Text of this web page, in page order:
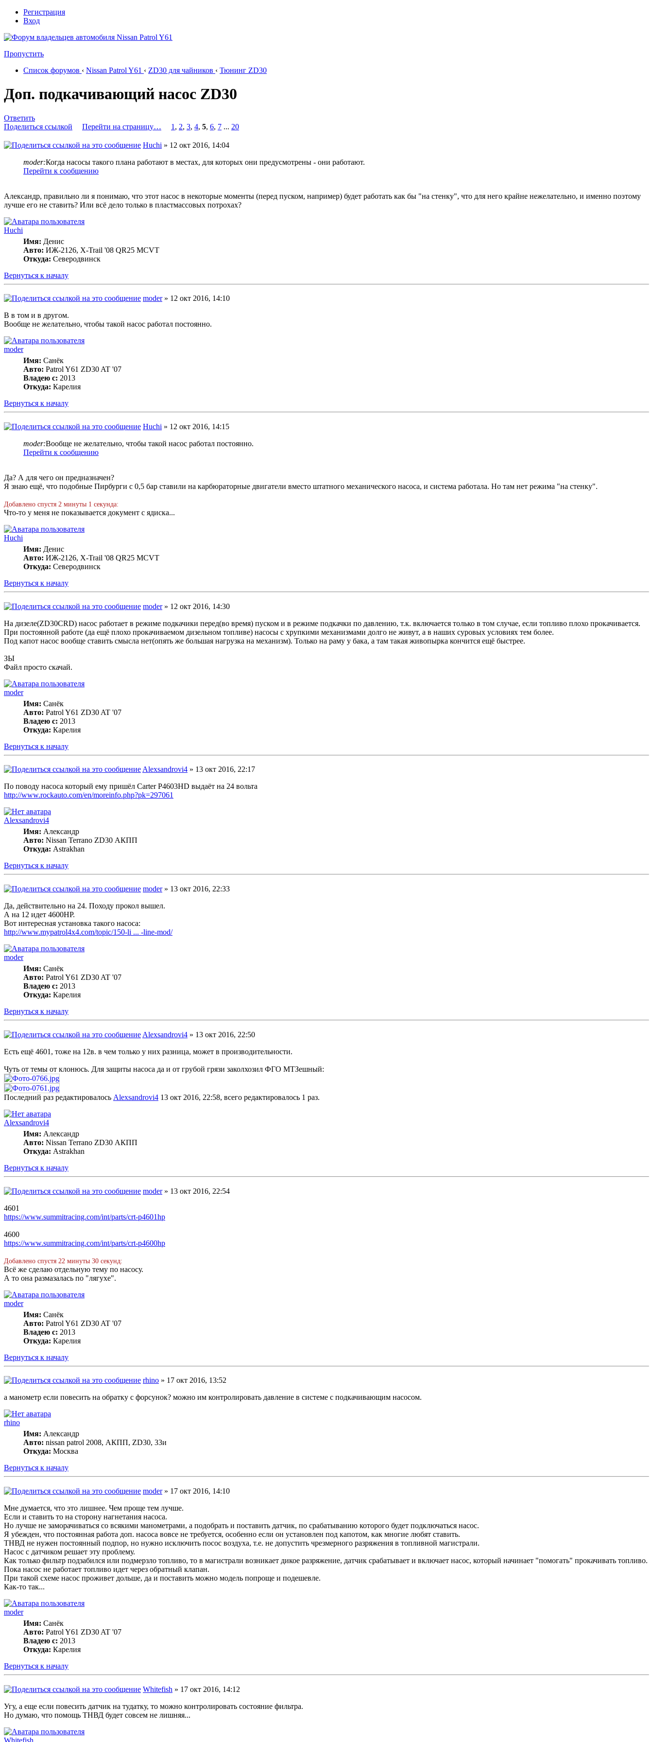
Регистрация
Вход
Пропустить
Список форумов ‹ Nissan Patrol Y61 ‹ ZD30 для чайников ‹ Тюнинг ZD30
Доп. подкачивающий насос ZD30
Ответить
Поделиться ссылкой
Перейти на страницу… 1 , 2, 3, 4, 5, 6, 7 ... 20
Huchi » 12 окт 2016, 14:04
moder:Когда насосы такого плана работают в местах, для которых они предусмотрены - они работают.
Перейти к сообщению
Александр, правильно ли я понимаю, что этот насос в некоторые моменты (перед пуском, например) будет работать как бы "на стенку", что для него крайне нежелательно, и именно поэтому
лучше его не ставить? Или всё дело только в пластмассовых потрохах?
Huchi
Имя: Денис
Авто: ИЖ-2126, X-Trail '08 QR25 MCVT
Откуда: Северодвинск
Вернуться к началу
moder» 12 окт 2016, 14:10
B в том и в другом.
Вообще не желательно, чтобы такой насос работал постоянно.
moder
Имя: Санёк
Авто: Patrol Y61 ZD30 AT '07
Владею с: 2013
Откуда: Карелия
Вернуться к началу
Huchi » 12 окт 2016, 14:15
moder:Вообще не желательно, чтобы такой насос работал постоянно.
Перейти к сообщению
Да? А для чего он предназначен?
Я знаю ещё, что подобные Пирбурги с 0,5 бар ставили на карбюраторные двигатели вместо штатного механического насоса, и система работала. Но там нет режима "на стенку".
Добавлено спустя 2 минуты 1 секунда:
Что-то у меня не показывается документ с ядиска...
Huchi
Имя: Денис
Авто: ИЖ-2126, X-Trail '08 QR25 MCVT
Откуда: Северодвинск
Вернуться к началу
moder» 12 окт 2016, 14:30
На дизеле(ZD30CRD) насос работает в режиме подкачики перед(во время) пуском и в режиме подкачки по давлению, т.к. включается только в том случае, если топливо плохо прокачивается.
При постоянной работе (да ещё плохо прокачиваемом дизельном топливе) насосы с хрупкими механизмами долго не живут, а в наших суровых условиях тем более.
Под капот насос вообще ставить смысла нет(опять же большая нагрузка на механизм). Только на раму у бака, а там такая живопырка кончится ещё быстрее.
ЗЫ
Файл просто скачай.
moder
Имя: Санёк
Авто: Patrol Y61 ZD30 AT '07
Владею с: 2013
Откуда: Карелия
Вернуться к началу
Alexsandrovi4 » 13 окт 2016, 22:17
По поводу насоса который ему пришёл Carter P4603HD выдаёт на 24 вольта
http://www.rockauto.com/en/moreinfo.php?pk=297061
Alexsandrovi4
Имя: Александр
Авто: Nissan Terrano ZD30 АКПП
Откуда: Astrakhan
Вернуться к началу
moder» 13 окт 2016, 22:33
Да, действительно на 24. Походу прокол вышел.
А на 12 идет 4600HP.
Вот интересная установка такого насоса:
http://www.mypatrol4x4.com/topic/150-li ... -line-mod/
moder
Имя: Санёк
Авто: Patrol Y61 ZD30 AT '07
Владею с: 2013
Откуда: Карелия
Вернуться к началу
Alexsandrovi4 » 13 окт 2016, 22:50
Есть ещё 4601, тоже на 12в. в чем только у них разница, может в производительности.
Чуть от темы от клонюсь. Для защиты насоса да и от грубой грязи заколхозил ФГО МТЗешный:
Последний раз редактировалось Alexsandrovi4 13 окт 2016, 22:58, всего редактировалось 1 раз.
Alexsandrovi4
Имя: Александр
Авто: Nissan Terrano ZD30 АКПП
Откуда: Astrakhan
Вернуться к началу
moder» 13 окт 2016, 22:54
4601
https://www.summitracing.com/int/parts/crt-p4601hp
4600
https://www.summitracing.com/int/parts/crt-p4600hp
Добавлено спустя 22 минуты 30 секунд:
Всё же сделаю отдельную тему по насосу.
А то она размазалась по "лягухе".
moder
Имя: Санёк
Авто: Patrol Y61 ZD30 AT '07
Владею с: 2013
Откуда: Карелия
Вернуться к началу
rhino » 17 окт 2016, 13:52
а манометр если повесить на обратку с форсунок? можно им контролировать давление в системе с подкачивающим насосом.
rhino
Имя: Александр
Авто: nissan patrol 2008, АКПП, ZD30, 33и
Откуда: Москва
Вернуться к началу
moder» 17 окт 2016, 14:10
Мне думается, что это лишнее. Чем проще тем лучше.
Если и ставить то на сторону нагнетания насоса.
Но лучше не заморачиваться со всякими манометрами, а подобрать и поставить датчик, по срабатыванию которого будет подключаться насос.
Я убежден, что постоянная работа доп. насоса вовсе не требуется, особенно если он установлен под капотом, как многие любят ставить.
ТНВД не нужен постоянный подпор, но нужно исключить посос воздуха, т.е. не допустить чрезмерного разряжения в топливной магистрали.
Насос с датчиком решает эту проблему.
Как только фильтр подзабился или подмерзло топливо, то в магистрали возникает дикое разряжение, датчик срабатывает и включает насос, который начинает "помогать" прокачивать топливо.
Пока насос не работает топливо идет через обратный клапан.
При такой схеме насос проживет дольше, да и поставить можно модель попроще и подешевле.
Как-то так...
moder
Имя: Санёк
Авто: Patrol Y61 ZD30 AT '07
Владею с: 2013
Откуда: Карелия
Вернуться к началу
Whitefish » 17 окт 2016, 14:12
Угу, а еще если повесить датчик на тудатку, то можно контролировать состояние фильтра.
Но думаю, что помощь ТНВД будет совсем не лишняя...
Whitefish